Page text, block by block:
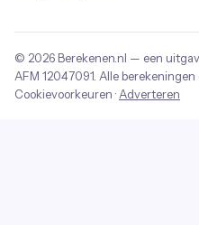
© 2026 Berekenen.nl — een
AFM 12047091 . Alle
Cookievoorkeuren · Adverteren